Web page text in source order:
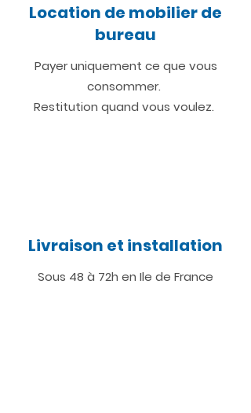
Location de mobilier de
bureau
Payer uniquement ce que vous
consommer.
Restitution quand vous voulez.
Livraison et installation
Sous 48 à 72h en Ile de France